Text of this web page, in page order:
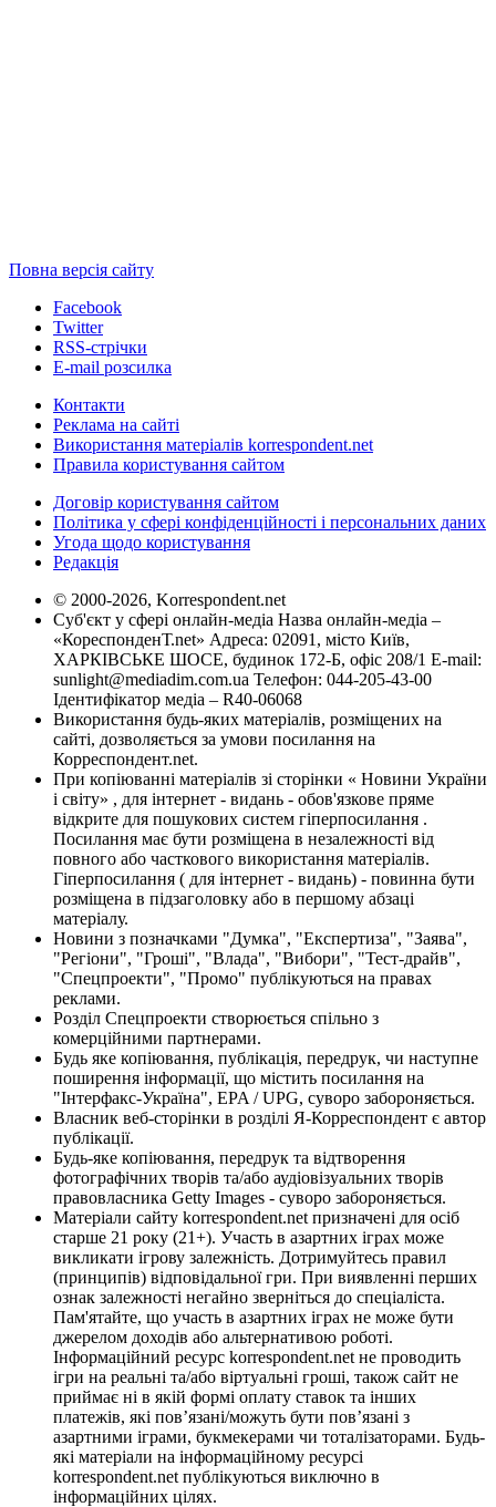
Повна версія сайту
Facebook
Twitter
RSS-стрічки
E-mail розсилка
Контакти
Реклама на сайті
Використання матеріалів korrespondent.net
Правила користування сайтом
Договір користування сайтом
Політика у сфері конфіденційності і персональних даних
Угода щодо користування
Редакція
© 2000-2026, Korrespondent.net
Суб'єкт у сфері онлайн-медіа Назва онлайн-медіа –
«КореспонденТ.net» Адреса: 02091, місто Київ,
ХАРКІВСЬКЕ ШОСЕ, будинок 172-Б, офіс 208/1 E-mail:
sunlight@mediadim.com.ua Телефон: 044-205-43-00
Ідентифікатор медіа – R40-06068
Використання будь-яких матеріалів, розміщених на
сайті, дозволяється за умови посилання на
Корреспондент.net.
При копіюванні матеріалів зі сторінки « Новини України
і світу» , для інтернет - видань - обов'язкове пряме
відкрите для пошукових систем гіперпосилання .
Посилання має бути розміщена в незалежності від
повного або часткового використання матеріалів.
Гіперпосилання ( для інтернет - видань) - повинна бути
розміщена в підзаголовку або в першому абзаці
матеріалу.
Новини з позначками "Думка", "Експертиза", "Заява",
"Регіони", "Гроші", "Влада", "Вибори", "Тест-драйв",
"Спецпроекти", "Промо" публікуються на правах
реклами.
Розділ Спецпроекти створюється спільно з
комерційними партнерами.
Будь яке копіювання, публікація, передрук, чи наступне
поширення інформації, що містить посилання на
"Інтерфакс-Україна", EPA / UPG, суворо забороняється.
Власник веб-сторінки в розділі Я-Корреспондент є автор
публікації.
Будь-яке копіювання, передрук та відтворення
фотографічних творів та/або аудіовізуальних творів
правовласника Getty Images - суворо забороняється.
Матеріали сайту korrespondent.net призначені для осіб
старше 21 року (21+). Участь в азартних іграх може
викликати ігрову залежність. Дотримуйтесь правил
(принципів) відповідальної гри. При виявленні перших
ознак залежності негайно зверніться до спеціаліста.
Пам'ятайте, що участь в азартних іграх не може бути
джерелом доходів або альтернативою роботі.
Інформаційний ресурс korrespondent.net не проводить
ігри на реальні та/або віртуальні гроші, також сайт не
приймає ні в якій формі оплату ставок та інших
платежів, які пов’язані/можуть бути пов’язані з
азартними іграми, букмекерами чи тоталізаторами. Будь-
які матеріали на інформаційному ресурсі
korrespondent.net публікуються виключно в
інформаційних цілях.